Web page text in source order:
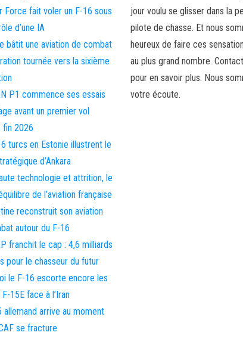
Force fait voler un F-16 sous
d’une IA
bâtit une aviation de combat
tournée vers la sixième
P1 commence ses essais
avant un premier vol
fin 2026
turcs en Estonie illustrent le
d’Ankara
technologie et attrition, le
de l’aviation française
reconstruit son aviation
autour du F-16
franchit le cap : 4,6 milliards
pour le chasseur du futur
le F-16 escorte encore les
15E face à l’Iran
allemand arrive au moment
se fracture
jour voulu se glisser dans la
pilote de chasse. Et nous
heureux de faire ces
au plus grand nombre.
pour en savoir plus. Nous
votre écoute.